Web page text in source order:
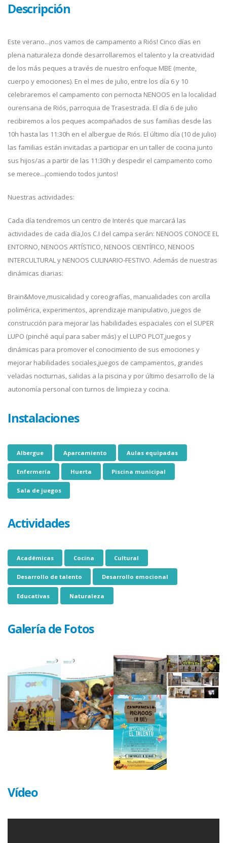
Descripción
Este verano...¡nos vamos de campamento a Riós! Cinco días en
plena naturaleza donde desarrollaremos el talento y la creatividad
de los más peques a través de nuestro enfoque MBE (mente,
cuerpo y emociones). En el mes de julio, entre los día 6 y 10
celebraremos el campamento con pernocta NENOOS en la localidad
ourensana de Riós, parroquia de Trasestrada. El día 6 de julio
recibiremos a los peques acompañados de sus familias desde las
10h hasta las 11:30h en el albergue de Riós. El último día (10 de julio)
las familias están invitadas a participar en un taller de cocina junto
sus hijos/as a partir de las 11:30h y despedir el campamento como
se merece...¡comiendo todos juntos!
Nuestras actividades:
Cada día tendremos un centro de Interés que marcará las
actividades de cada día,los C.I del campa serán: NENOOS CONOCE EL
ENTORNO, NENOOS ARTÍSTICO, NENOOS CIENTÍFICO, NENOOS
INTERCULTURAL y NENOOS CULINARIO-FESTIVO. Además de nuestras
dinámicas diarias:
Brain&Move,musicalidad y coreografías, manualidades con arcilla
polimérica, experimentos, aprendizaje manipulativo, juegos de
construcción para mejorar las habilidades espaciales con el SUPER
LUPO (pinché aquí para saber más) y el LUPO PLOT,juegos y
dinámicas para promover el conocimiento de sus emociones y
mejorar habilidades sociales,juegos de campamentos, grandes
veladas nocturnas, salidas a la piscina y por último desarrollo de la
autonomía personal con turnos de limpieza y cocina.
Instalaciones
Albergue Aparcamiento Aulas equipadas
Enfermería Huerta Piscina municipal
Sala de juegos
Actividades
Académicas Cocina Cultural
Desarrollo de talento Desarrollo emocional
Educativas Naturaleza
Galería de Fotos
Vídeo